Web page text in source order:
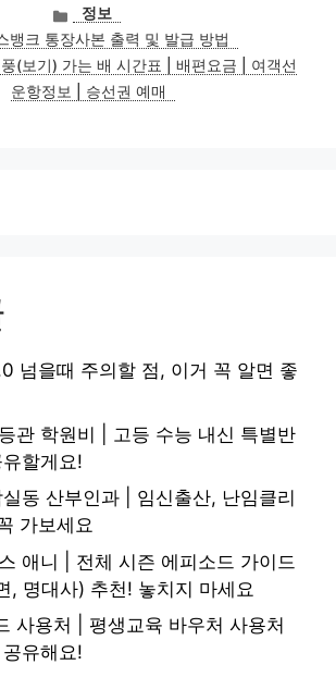
카
테
고
리
정보
뱅크 통장사본 출력 및 발급 방법
(보기) 가는 배 시간표 | 배편요금 | 여객선
운항정보 | 승선권 예매
넘을때 주의할 점, 이거 꼭 알면 좋
관 학원비 | 고등 수능 내신 특별반
할게요!
동 산부인과 | 임신출산, 난임클리
가보세요
애니 | 전체 시즌 에피소드 가이드
, 명대사) 추천! 놓치지 마세요
사용처 | 평생교육 바우처 사용처
유해요!